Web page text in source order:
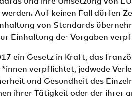
Auf keinen Fall dürfen
von Standards
Einhaltung der Vorgaben
ein Gesetz in Kraft, das
verpflichtet, jedwede
und Gesundheit des
ihrer Tätigkeit oder der ihrer